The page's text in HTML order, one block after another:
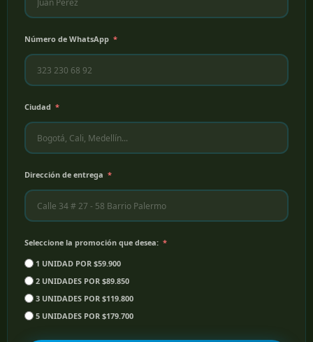
Número de WhatsApp
Ciudad
Dirección de entrega
Seleccione la promoción que desea:
1 UNIDAD POR $59.900
2 UNIDADES POR $89.850
3 UNIDADES POR $119.800
5 UNIDADES POR $179.700